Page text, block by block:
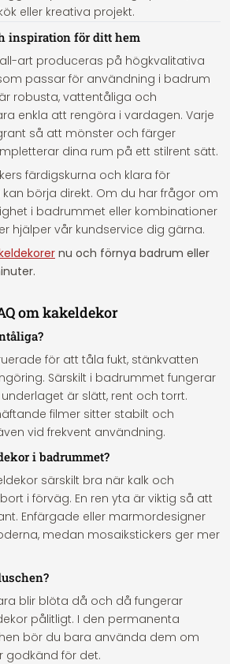
eller kreativa projekt.
inspiration för ditt hem
art produceras på högkvalitativa
passar för användning i badrum
robusta, vattentåliga och
enkla att rengöra i vardagen. Varje
så att mönster och färger
dina rum på ett stilrent sätt.
färdigskurna och klara för
börja direkt. Om du har frågor om
i badrummet eller kombinationer
hjälper vår kundservice dig gärna.
nu och förnya badrum eller
om kakeldekor
för att tåla fukt, stänkvatten
Särskilt i badrummet fungerar
är slätt, rent och torrt.
filmer sitter stabilt och
vid frekvent användning.
i badrummet?
särskilt bra när kalk och
i förväg. En ren yta är viktig så att
Enfärgade eller marmordesigner
medan mosaikstickers ger mer
blir blöta då och då fungerar
pålitligt. I den permanenta
bör du bara använda dem om
godkänd för det.